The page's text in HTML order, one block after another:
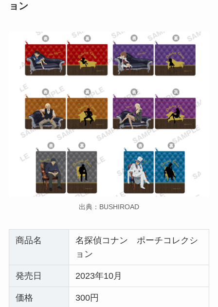
ョン
出典：BUSHIROAD
商品名
名探偵コナン ポーチコレクシ
ョン
発売日 2023年10月
価格 300円